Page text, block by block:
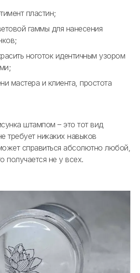
пластин;
гаммы для нанесения
ноготок идентичным узором
мастера и клиента, простота
штампом – это тот вид
требует никаких навыков
справиться абсолютно любой,
получается не у всех.